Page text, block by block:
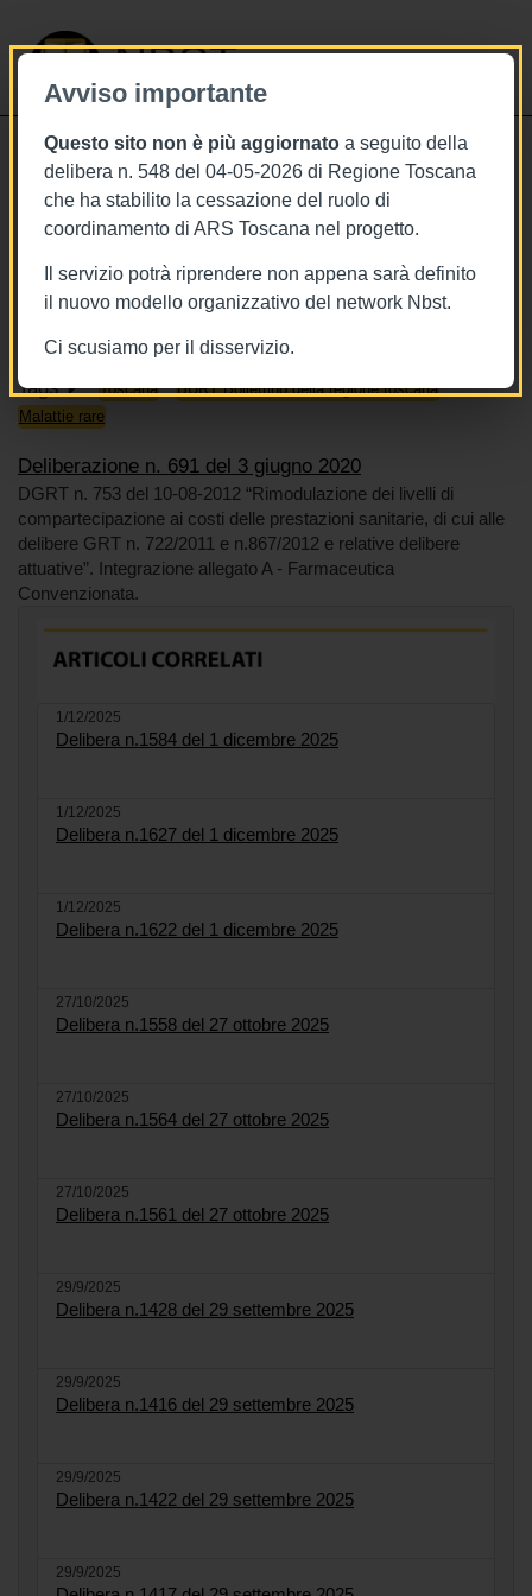
Avviso importante
Questo sito non è più aggiornato a seguito della
delibera n. 548 del 04-05-2026 di Regione Toscana
che ha stabilito la cessazione del ruolo di
coordinamento di ARS Toscana nel progetto.
Il servizio potrà riprendere non appena sarà definito
il nuovo modello organizzativo del network Nbst.
Ci scusiamo per il disservizio.
NBST
Deliberazione n. 691 del 3 giugno
2020
Tags Toscana
BURT Bollettino della regione toscana
Malattie rare
Deliberazione n. 691 del 3 giugno 2020
DGRT n. 753 del 10-08-2012 “Rimodulazione dei livelli di
compartecipazione ai costi delle prestazioni sanitarie, di cui alle
delibere GRT n. 722/2011 e n.867/2012 e relative delibere
attuative”. Integrazione allegato A - Farmaceutica
Convenzionata.
1/12/2025
Delibera n.1584 del 1 dicembre 2025
1/12/2025
Delibera n.1627 del 1 dicembre 2025
1/12/2025
Delibera n.1622 del 1 dicembre 2025
27/10/2025
Delibera n.1558 del 27 ottobre 2025
27/10/2025
Delibera n.1564 del 27 ottobre 2025
27/10/2025
Delibera n.1561 del 27 ottobre 2025
29/9/2025
Delibera n.1428 del 29 settembre 2025
29/9/2025
Delibera n.1416 del 29 settembre 2025
29/9/2025
Delibera n.1422 del 29 settembre 2025
29/9/2025